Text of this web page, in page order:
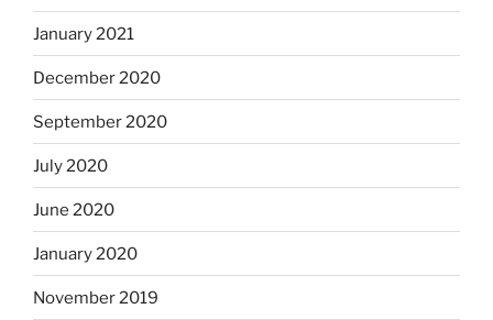
January 2021
December 2020
September 2020
July 2020
June 2020
January 2020
November 2019